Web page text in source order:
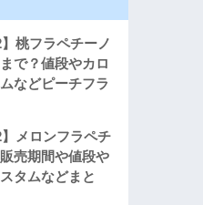
】桃フラペチーノ
で？値段やカロ
などピーチフラ
】メロンフラペチ
売期間や値段や
タムなどまと